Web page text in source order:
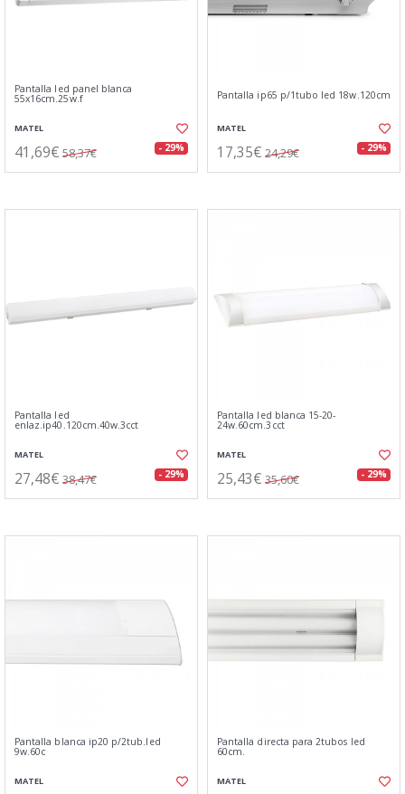
Pantalla led panel blanca
55x16cm.25w.f
MATEL
41,69€ 58,37€ - 29%
Pantalla ip65 p/1tubo led 18w.120cm
MATEL
17,35€ 24,29€ - 29%
Pantalla led
enlaz.ip40.120cm.40w.3cct
MATEL
27,48€ 38,47€ - 29%
Pantalla led blanca 15-20-
24w.60cm.3cct
MATEL
25,43€ 35,60€ - 29%
Pantalla blanca ip20 p/2tub.led
9w.60c
MATEL
Pantalla directa para 2tubos led
60cm.
MATEL